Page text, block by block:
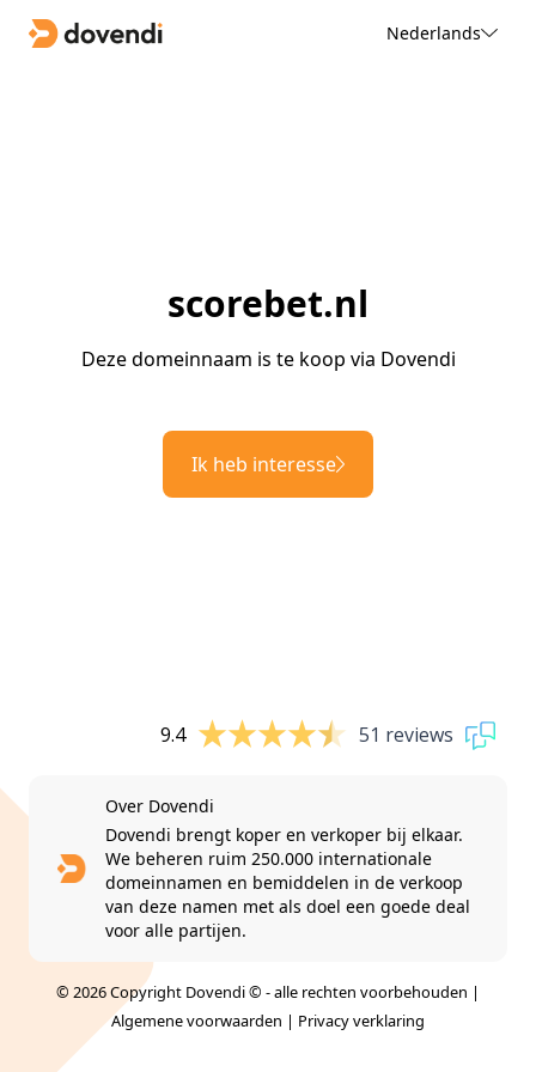
Nederlands
scorebet.nl
Deze domeinnaam is te koop via Dovendi
Ik heb interesse
9.4 51 reviews
Over Dovendi
Dovendi brengt koper en verkoper bij elkaar.
We beheren ruim 250.000 internationale
domeinnamen en bemiddelen in de verkoop
van deze namen met als doel een goede deal
voor alle partijen.
© 2026 Copyright Dovendi © - alle rechten voorbehouden |
Algemene voorwaarden | Privacy verklaring